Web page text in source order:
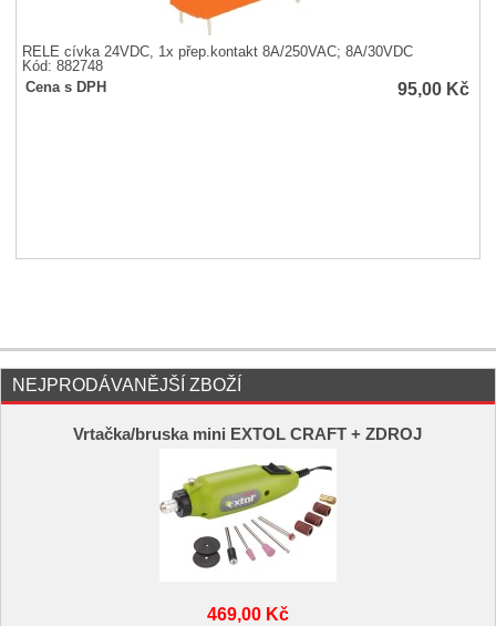
RELÉ cívka 24VDC, 1x přep.kontakt 8A/250VAC; 8A/30VDC
Kód: 882748
Cena s DPH
95,00 Kč
NEJPRODÁVANĚJŠÍ ZBOŽÍ
Vrtačka/bruska mini EXTOL CRAFT + ZDROJ
469,00 Kč